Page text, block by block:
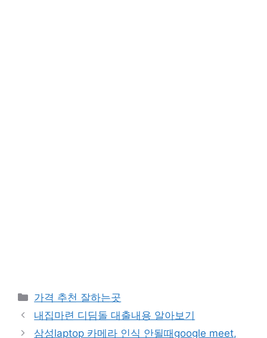
카
테
가격 추천 잘하는곳
내집마련 디딤돌 대출내용 알아보기
삼성laptop 카메라 인식 안될때google meet,